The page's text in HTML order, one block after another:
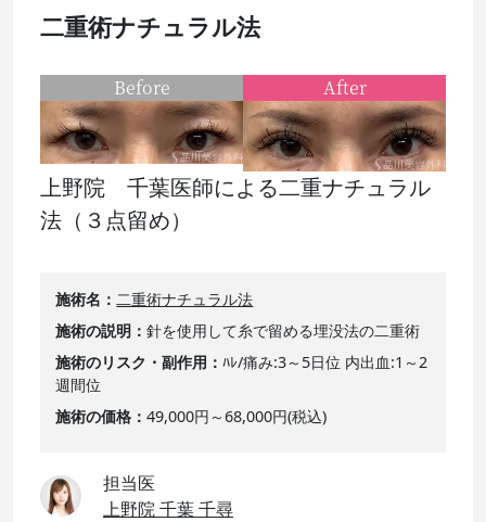
二重術ナチュラル法
上野院 千葉医師による二重ナチュラル
法（３点留め）
施術名
二重術ナチュラル法
施術の説明
針を使用して糸で留める埋没法の二重術
施術のリスク・副作用
ﾊﾚ/痛み:3～5日位 内出血:1～2
週間位
施術の価格
49,000円～68,000円(税込)
担当医
上野院 千葉 千尋
Before After